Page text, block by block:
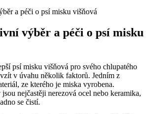
výběr a péči o psí misku
psí misku višňová pro svého chlupatého
v úvahu několik faktorů. Jedním z
ze kterého je miska vyrobena.
nejčastěji nerezová ocel nebo keramika,
se čistí.